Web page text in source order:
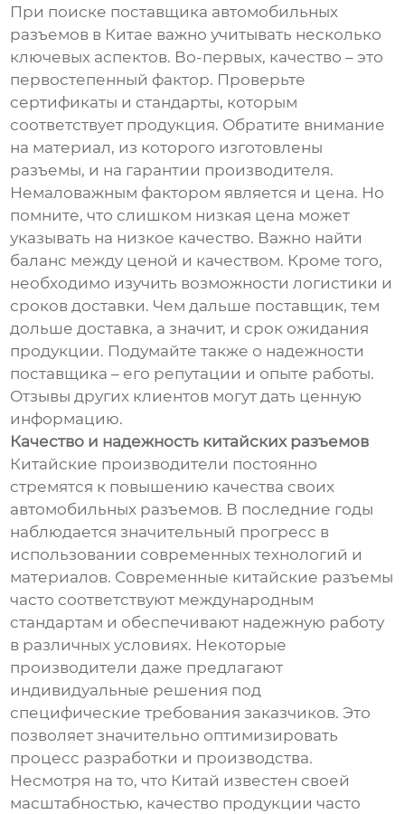
При поиске поставщика автомобильных
разъемов в Китае важно учитывать несколько
ключевых аспектов. Во-первых, качество – это
первостепенный фактор. Проверьте
сертификаты и стандарты, которым
соответствует продукция. Обратите внимание
на материал, из которого изготовлены
разъемы, и на гарантии производителя.
Немаловажным фактором является и цена. Но
помните, что слишком низкая цена может
указывать на низкое качество. Важно найти
баланс между ценой и качеством. Кроме того,
необходимо изучить возможности логистики и
сроков доставки. Чем дальше поставщик, тем
дольше доставка, а значит, и срок ожидания
продукции. Подумайте также о надежности
поставщика – его репутации и опыте работы.
Отзывы других клиентов могут дать ценную
информацию.
Качество и надежность китайских разъемов
Китайские производители постоянно
стремятся к повышению качества своих
автомобильных разъемов. В последние годы
наблюдается значительный прогресс в
использовании современных технологий и
материалов. Современные китайские разъемы
часто соответствуют международным
стандартам и обеспечивают надежную работу
в различных условиях. Некоторые
производители даже предлагают
индивидуальные решения под
специфические требования заказчиков. Это
позволяет значительно оптимизировать
процесс разработки и производства.
Несмотря на то, что Китай известен своей
масштабностью, качество продукции часто